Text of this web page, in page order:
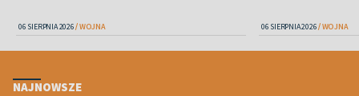
06 SIERPNIA 2026 WOJNA 06 SIERPNIA 2026 WOJNA
NAJNOWSZE